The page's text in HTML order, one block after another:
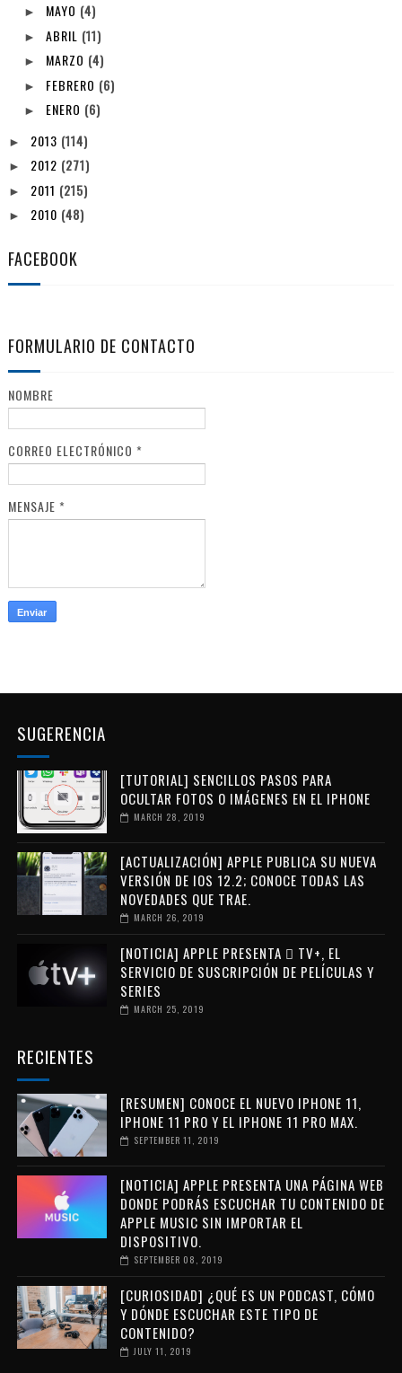
► MAYO (4)
► ABRIL (11)
► MARZO (4)
► FEBRERO (6)
► ENERO (6)
► 2013 (114)
► 2012 (271)
► 2011 (215)
► 2010 (48)
FACEBOOK
FORMULARIO DE CONTACTO
NOMBRE
CORREO ELECTRÓNICO *
MENSAJE *
SUGERENCIA
[TUTORIAL] SENCILLOS PASOS PARA
OCULTAR FOTOS O IMÁGENES EN EL IPHONE
MARCH 28, 2019
[ACTUALIZACIÓN] APPLE PUBLICA SU NUEVA
VERSIÓN DE IOS 12.2; CONOCE TODAS LAS
NOVEDADES QUE TRAE.
MARCH 26, 2019
[NOTICIA] APPLE PRESENTA  TV+, EL
SERVICIO DE SUSCRIPCIÓN DE PELÍCULAS Y
SERIES
MARCH 25, 2019
RECIENTES
[RESUMEN] CONOCE EL NUEVO IPHONE 11,
IPHONE 11 PRO Y EL IPHONE 11 PRO MAX.
SEPTEMBER 11, 2019
[NOTICIA] APPLE PRESENTA UNA PÁGINA WEB
DONDE PODRÁS ESCUCHAR TU CONTENIDO DE
APPLE MUSIC SIN IMPORTAR EL
DISPOSITIVO.
SEPTEMBER 08, 2019
[CURIOSIDAD] ¿QUÉ ES UN PODCAST, CÓMO
Y DÓNDE ESCUCHAR ESTE TIPO DE
CONTENIDO?
JULY 11, 2019